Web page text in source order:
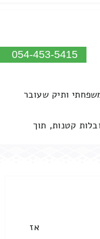
054-453-5415
ותיק שעובר
קטנות, תוך
אז